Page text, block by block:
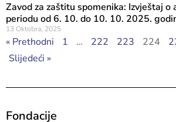
Zavod za zaštitu spomenika: Izvještaj o
periodu od 6. 10. do 10. 10. 2025.
13 Oktobra, 2025
« Prethodni 1 … 222 223 224
Slijedeći »
Fondacije